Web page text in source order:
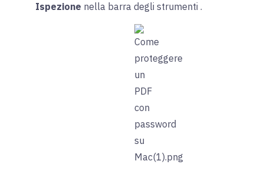
Ispezione nella barra degli strumenti .